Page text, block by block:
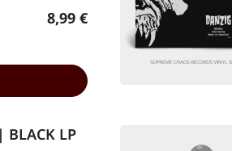
Regulärer Preis:
8,99 €
BLACK LP